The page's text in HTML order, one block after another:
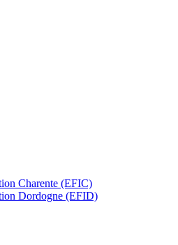
Charente (EFIC)
Dordogne (EFID)